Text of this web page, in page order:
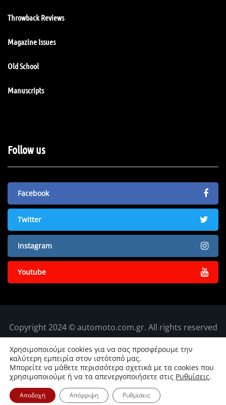
Throwback Reviews
Magazine Issues
Old School
Manuscripts
Follow us
Facebook
Twitter
Instagram
Youtube
Copyright 2024 © automoto.com.gr. All rights reserved
Χρησιμοποιούμε cookies για να σας προσφέρουμε την
καλύτερη εμπειρία στον ιστότοπό μας.
Μπορείτε να μάθετε περισσότερα σχετικά με τα cookies που
χρησιμοποιούμε ή να τα απενεργοποιήσετε στις Ρυθμίσεις.
Αποδοχή Απόρριψη Ρυθμίσεις